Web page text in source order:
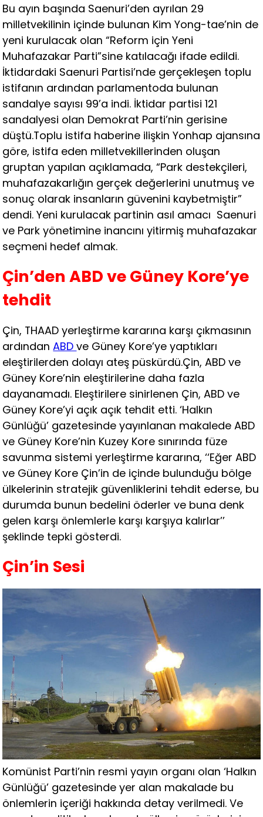
Bu ayın başında Saenuri’den ayrılan 29
milletvekilinin içinde bulunan Kim Yong-tae’nin de
yeni kurulacak olan “Reform için Yeni
Muhafazakar Parti”sine katılacağı ifade edildi.
İktidardaki Saenuri Partisi’nde gerçekleşen toplu
istifanın ardından parlamentoda bulunan
sandalye sayısı 99’a indi. İktidar partisi 121
sandalyesi olan Demokrat Parti’nin gerisine
düştü.Toplu istifa haberine ilişkin Yonhap ajansına
göre, istifa eden milletvekillerinden oluşan
gruptan yapılan açıklamada, “Park destekçileri,
muhafazakarlığın gerçek değerlerini unutmuş ve
sonuç olarak insanların güvenini kaybetmiştir”
dendi. Yeni kurulacak partinin asıl amacı Saenuri
ve Park yönetimine inancını yitirmiş muhafazakar
seçmeni hedef almak.
Çin’den ABD ve Güney Kore’ye
tehdit
Çin, THAAD yerleştirme kararına karşı çıkmasının
ardındanABDve Güney Kore’ye yaptıkları
eleştirilerden dolayı ateş püskürdü.Çin, ABD ve
Güney Kore’nin eleştirilerine daha fazla
dayanamadı. Eleştirilere sinirlenen Çin, ABD ve
Güney Kore’yi açık açık tehdit etti. ‘Halkın
Günlüğü’ gazetesinde yayınlanan makalede ABD
ve Güney Kore’nin Kuzey Kore sınırında füze
savunma sistemi yerleştirme kararına, ‘‘Eğer ABD
ve Güney Kore Çin’in de içinde bulunduğu bölge
ülkelerinin stratejik güvenliklerini tehdit ederse, bu
durumda bunun bedelini öderler ve buna denk
gelen karşı önlemlerle karşı karşıya kalırlar’’
şeklinde tepki gösterdi.
Çin’in Sesi
Komünist Parti’nin resmi yayın organı olan ‘Halkın
Günlüğü’ gazetesinde yer alan makalade bu
önlemlerin içeriği hakkında detay verilmedi. Ve